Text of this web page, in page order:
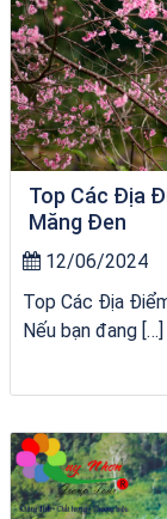
Top Các Địa
Măng Đen
12/06/2024
Top Các Địa
Nếu bạn đang […]
bãi